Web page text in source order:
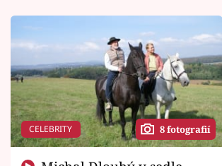
Sledujte nás
CELEBRITY 8 fotografií